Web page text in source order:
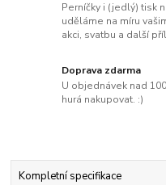
Perníčky i (jedlý) tisk
uděláme na míru
akci, svatbu a další
Doprava zdarma
U objednávek nad
hurá nakupovat. :)
Kompletní specifikace